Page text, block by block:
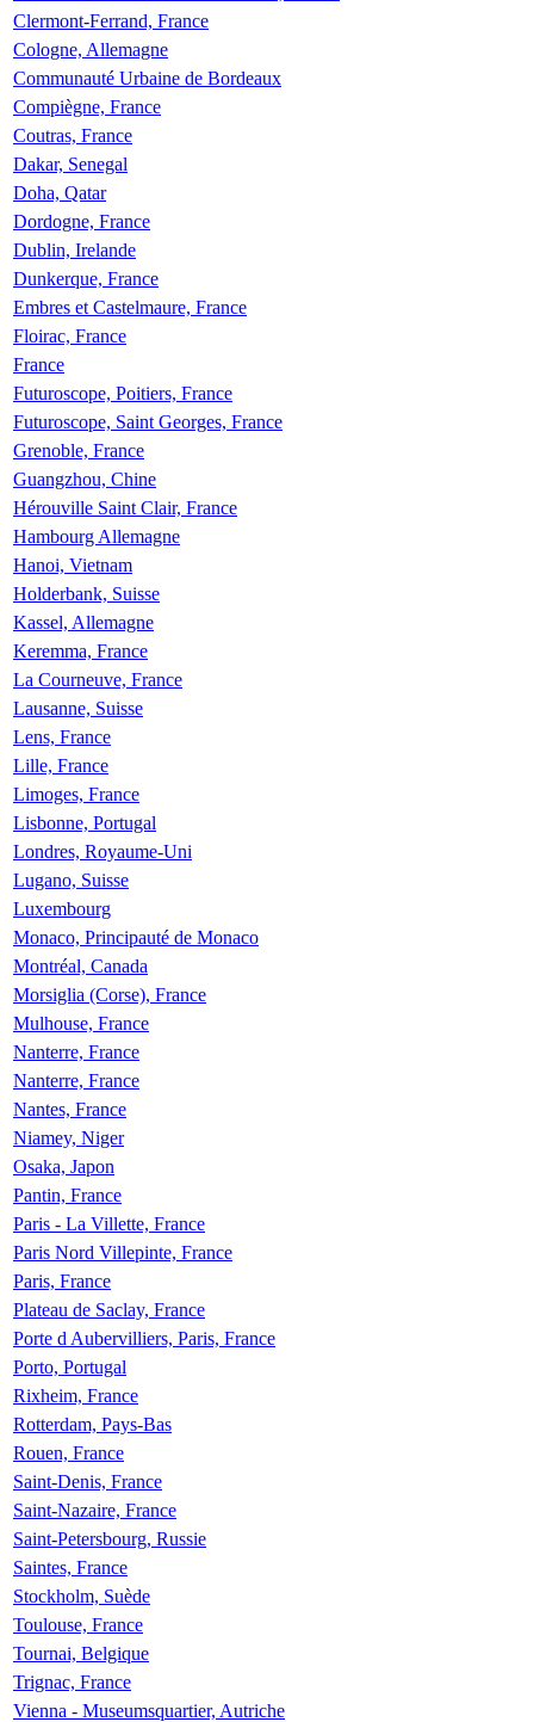
Clermont-Ferrand, France
Cologne, Allemagne
Communauté Urbaine de Bordeaux
Compiègne, France
Coutras, France
Dakar, Senegal
Doha, Qatar
Dordogne, France
Dublin, Irelande
Dunkerque, France
Embres et Castelmaure, France
Floirac, France
France
Futuroscope, Poitiers, France
Futuroscope, Saint Georges, France
Grenoble, France
Guangzhou, Chine
Hérouville Saint Clair, France
Hambourg Allemagne
Hanoi, Vietnam
Holderbank, Suisse
Kassel, Allemagne
Keremma, France
La Courneuve, France
Lausanne, Suisse
Lens, France
Lille, France
Limoges, France
Lisbonne, Portugal
Londres, Royaume-Uni
Lugano, Suisse
Luxembourg
Monaco, Principauté de Monaco
Montréal, Canada
Morsiglia (Corse), France
Mulhouse, France
Nanterre, France
Nanterre, France
Nantes, France
Niamey, Niger
Osaka, Japon
Pantin, France
Paris - La Villette, France
Paris Nord Villepinte, France
Paris, France
Plateau de Saclay, France
Porte d Aubervilliers, Paris, France
Porto, Portugal
Rixheim, France
Rotterdam, Pays-Bas
Rouen, France
Saint-Denis, France
Saint-Nazaire, France
Saint-Petersbourg, Russie
Saintes, France
Stockholm, Suède
Toulouse, France
Tournai, Belgique
Trignac, France
Vienna - Museumsquartier, Autriche